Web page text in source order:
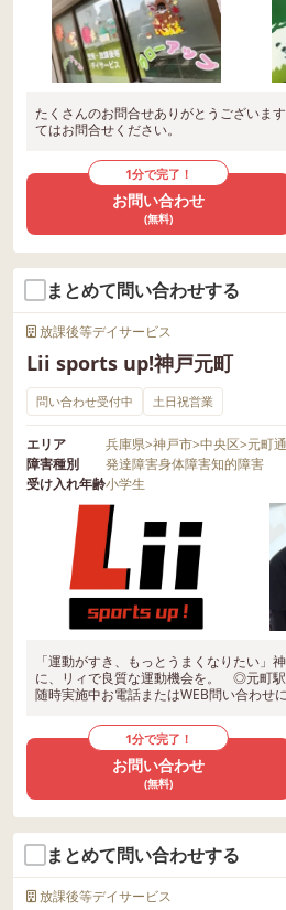
たくさんのお問合せありがとうございま
てはお問合せください。
1分で完了！
お問い合わせ
(無料)
まとめて問い合わせする
放課後等デイサービス
Lii sports up!神戸元町
問い合わせ受付中 土日祝営業
エリア 兵庫県>神戸市>中央区>元町通
障害種別
発達障害身体障害知的障害
受け入れ年齢小学生
「運動がすき、もっとうまくなりたい」
に、リィで良質な運動機会を。 ◎元町
随時実施中お電話またはWEB問い合わせ
1分で完了！
お問い合わせ
(無料)
まとめて問い合わせする
放課後等デイサービス